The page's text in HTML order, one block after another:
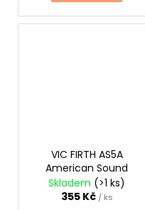
VIC FIRTH AS5A
American Sound
Skladem (>1 ks)
355 Kč / ks